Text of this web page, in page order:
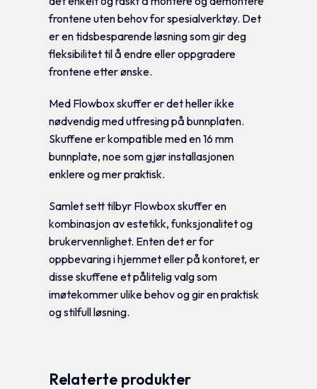
frontene uten behov for spesialverktøy. Det
er en tidsbesparende løsning som gir deg
fleksibilitet til å endre eller oppgradere
frontene etter ønske.
Med Flowbox skuffer er det heller ikke
nødvendig med utfresing på bunnplaten.
Skuffene er kompatible med en 16 mm
bunnplate, noe som gjør installasjonen
enklere og mer praktisk.
Samlet sett tilbyr Flowbox skuffer en
kombinasjon av estetikk, funksjonalitet og
brukervennlighet. Enten det er for
oppbevaring i hjemmet eller på kontoret, er
disse skuffene et pålitelig valg som
imøtekommer ulike behov og gir en praktisk
og stilfull løsning.
Relaterte produkter